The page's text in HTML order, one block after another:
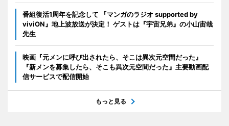
番組復活1周年を記念して 『マンガのラジオ supported by
viviON』地上波放送が決定！ ゲストは『宇宙兄弟』の小山宙哉
先生
映画『元メンに呼び出されたら、そこは異次元空間だった』
『新メンを募集したら、そこも異次元空間だった』主要動画配
信サービスで配信開始
もっと見る